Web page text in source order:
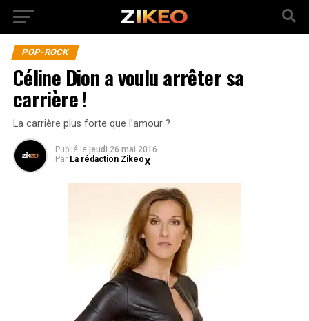
POP-ROCK
Céline Dion a voulu arrêter sa
carrière !
La carrière plus forte que l'amour ?
Publié le jeudi 26 mai 2016
Par La rédaction Zikeo